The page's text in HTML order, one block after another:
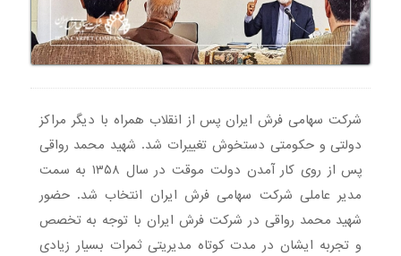
شرکت سهامی فرش ایران پس از انقلاب همراه با دیگر مراکز
دولتی و حکومتی دستخوش تغییرات شد. شهید محمد رواقی
پس از روی کار آمدن دولت موقت در سال ۱۳۵۸ به سمت
مدیر عاملی شرکت سهامی فرش ایران انتخاب شد. حضور
شهید محمد رواقی در شرکت فرش ایران با توجه به تخصص
و تجربه ایشان در مدت کوتاه مدیریتی ثمرات بسیار زیادی